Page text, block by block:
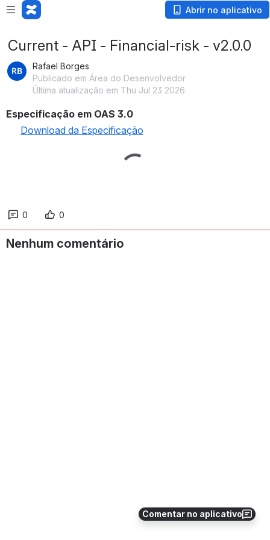
Abrir no aplicativo
Comentar no aplicativo
Current - API - Financial-risk - v2.0.0
Rafael Borges
Publicado em Área do Desenvolvedor
Última atualização em Thu Jul 23 2026
Especificação em OAS 3.0
Download da Especificação
0 0
Nenhum comentário